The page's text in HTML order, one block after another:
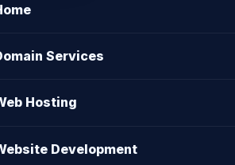
Services
Hosting
Development
BDIX